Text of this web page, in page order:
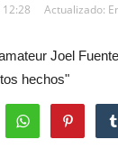
Actualizado:
Joel
hechos"